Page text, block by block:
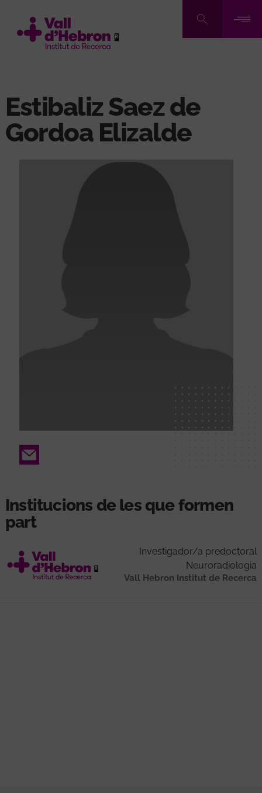
contingut
Estibaliz Saez de
Gordoa Elizalde
Email
Institucions de les que formen
part
Investigador/a predoctoral
Neuroradiologia
Vall Hebron Institut de Recerca